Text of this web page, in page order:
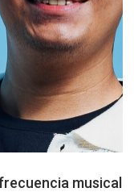
musical